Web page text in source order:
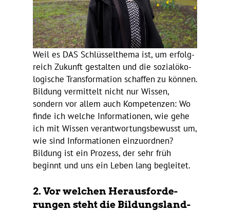
Weil es DAS Schlüs­sel­thema ist, um erfolg­
reich Zukunft gestalten und die sozi­al­öko­
lo­gi­sche Trans­for­ma­tion schaffen zu können.
Bildung vermit­telt nicht nur Wissen,
sondern vor allem auch Kompe­tenzen: Wo
finde ich welche Infor­ma­tionen, wie gehe
ich mit Wissen verant­wor­tungs­be­wusst um,
wie sind Infor­ma­tionen einzu­ordnen?
Bildung ist ein Prozess, der sehr früh
beginnt und uns ein Leben lang begleitet.
2. Vor welchen Heraus­for­de­
rungen steht die Bildungs­land­